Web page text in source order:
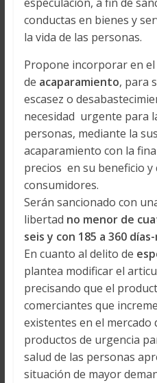
conductas en bienes y
la vida de las personas.
Propone incorporar en
de acaparamiento, para
escasez o
necesidad urgente para
personas, mediante la
acaparamiento con la
precios en su beneficio y
consumidores.
Serán sancionado con
libertad no menor de
seis y con 185 a 360
En cuanto al delito de
plantea modificar el
precisando que el
comerciantes que
existentes en el mercado
productos de urgencia
salud de las personas
situación de mayor